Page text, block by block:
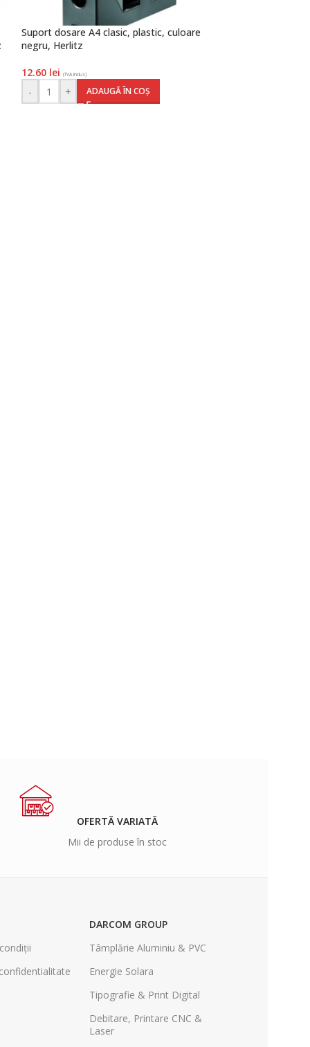
Suport dosare A4 clasic, plastic, culoare
negru, Herlitz
12.60 lei (TVA inclus)
- + ADAUGĂ ÎN COȘ
OFERTĂ VARIATĂ
Mii de produse în stoc
DARCOM GROUP
Tâmplărie Aluminiu & PVC
Energie Solara
Tipografie & Print Digital
Debitare, Printare CNC &
Laser